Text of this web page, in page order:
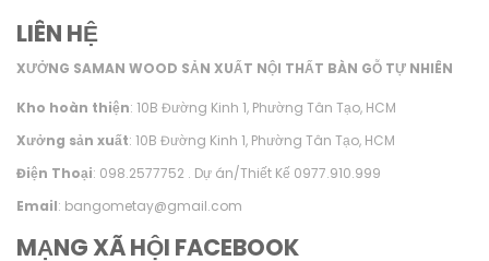
LIÊN HỆ
XƯỞNG SAMAN WOOD SẢN XUẤT NỘI THẤT BÀN GỖ TỰ NHIÊN
Kho hoàn thiện: 10B Đường Kinh 1, Phường Tân Tạo, HCM
Xưởng sản xuất: 10B Đường Kinh 1, Phường Tân Tạo, HCM
Điện Thoại: 098.2577752 . Dự án/Thiết Kế 0977.910.999
Email: bangometay@gmail.com
MẠNG XÃ HỘI FACEBOOK